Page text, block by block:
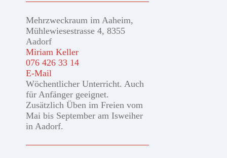
Mehrzweckraum im Aaheim,
Mühlewiesestrasse 4, 8355
Aadorf
Miriam Keller
076 426 33 14
E-Mail
Wöchentlicher Unterricht. Auch
für Anfänger geeignet.
Zusätzlich Üben im Freien vom
Mai bis September am Isweiher
in Aadorf.